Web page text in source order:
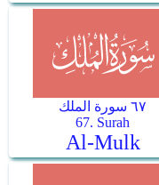
٦٧ سورة الملك
67. Surah
Al-Mulk